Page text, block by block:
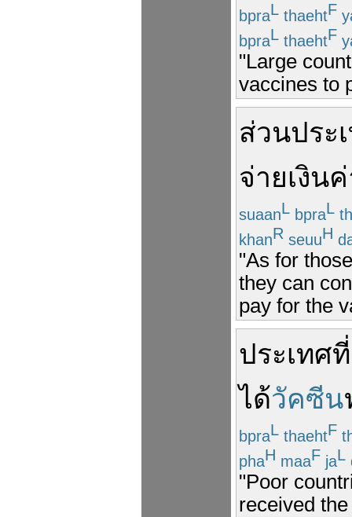
bpraL thaehtF
bpraL thaehtF
"Large
vaccines to
ส่วนประ
จ่ายเงิน
suaanL bpraL
khanR seuuH
"As for
they can
pay for the
ประเทศที่
ได้วัคซีน
bpraL thaehtF
phaH maaF jaL
"Poor
received